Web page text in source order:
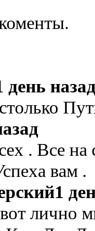
день
. Все на
вам .
лично